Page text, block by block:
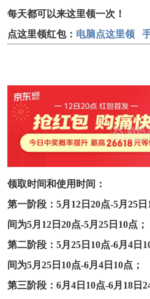
每天都可以来这里领一次！
点这里领红包： 电脑点这里领
领取时间和使用时间：
第一阶段：5月12日20点-5月25
间为5月12日20点-5月25日10点；
第二阶段：5月25日10点-6月4日
间为5月25日10点-6月4日10点；
第三阶段：6月4日10点-6月18日